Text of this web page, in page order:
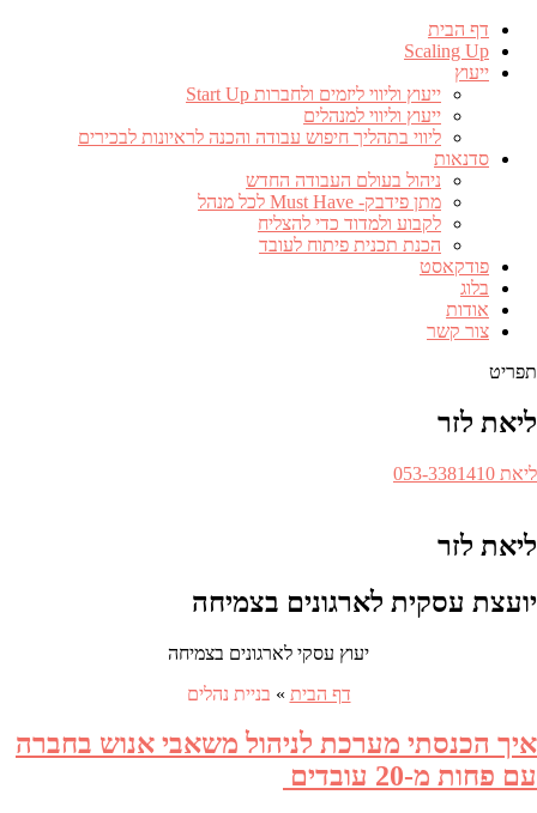
דף הבית
Scaling Up
ייעוץ
ייעוץ וליווי ליזמים ולחברות Start Up
ייעוץ וליווי למנהלים
ליווי בתהליך חיפוש עבודה והכנה לראיונות לבכירים
סדנאות
ניהול בעולם העבודה החדש
מתן פידבק- Must Have לכל מנהל
לקבוע ולמדוד כדי להצליח
הכנת תכנית פיתוח לעובד
פודקאסט
בלוג
אודות
צור קשר
תפריט
ליאת לזר
מספר
ליאת 053-3381410​
ליאת לזר
יועצת עסקית לארגונים בצמיחה
יעוץ עסקי לארגונים בצמיחה
דף הבית » בניית נהלים
איך הכנסתי מערכת לניהול משאבי אנוש בחברה
עם פחות מ-20 עובדים